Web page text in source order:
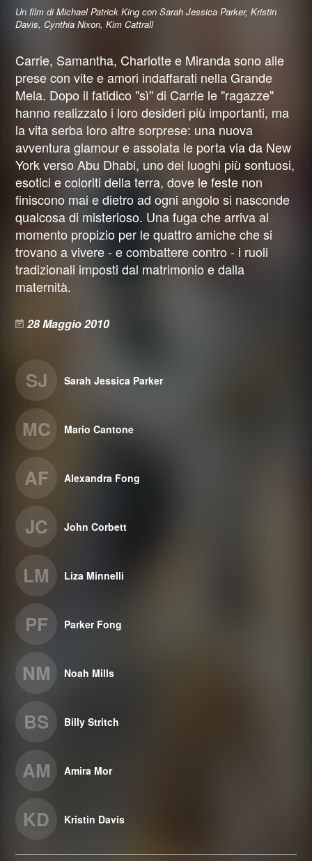
Un film di Michael Patrick King con Sarah Jessica Parker, Kristin
Davis, Cynthia Nixon, Kim Cattrall
Carrie, Samantha, Charlotte e Miranda sono alle
prese con vite e amori indaffarati nella Grande
Mela. Dopo il fatidico "sì" di Carrie le "ragazze"
hanno realizzato i loro desideri più importanti, ma
la vita serba loro altre sorprese: una nuova
avventura glamour e assolata le porta via da New
York verso Abu Dhabi, uno dei luoghi più sontuosi,
esotici e coloriti della terra, dove le feste non
finiscono mai e dietro ad ogni angolo si nasconde
qualcosa di misterioso. Una fuga che arriva al
momento propizio per le quattro amiche che si
trovano a vivere - e combattere contro - i ruoli
tradizionali imposti dal matrimonio e dalla
maternità.
28 Maggio 2010
SJ Sarah Jessica Parker
MC Mario Cantone
AF Alexandra Fong
JC John Corbett
LM Liza Minnelli
PF Parker Fong
NM Noah Mills
BS Billy Stritch
AM Amira Mor
KD Kristin Davis